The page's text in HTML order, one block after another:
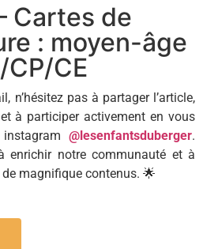
Cartes de
: moyen-âge
CP/CE
n’hésitez pas à partager l’article,
à participer activement en vous
@lesenfantsduberger.
enrichir notre communauté et à
magnifique contenus. 🌟